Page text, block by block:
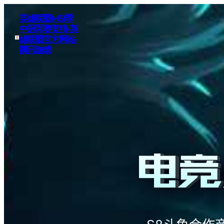
英雄联盟MSI季
中冠军赛竞猜-英
雄联盟官方网站-
腾讯游戏